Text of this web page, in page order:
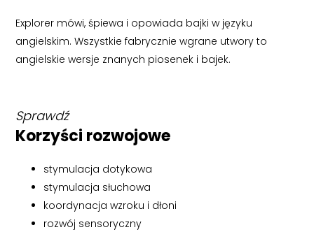
Explorer mówi, śpiewa i opowiada bajki w języku
angielskim. Wszystkie fabrycznie wgrane utwory to
angielskie wersje znanych piosenek i bajek.
Sprawdź
Korzyści rozwojowe
stymulacja dotykowa
stymulacja słuchowa
koordynacja wzroku i dłoni
rozwój sensoryczny